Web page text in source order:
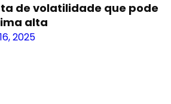
de volatilidade que pode
alta
2025